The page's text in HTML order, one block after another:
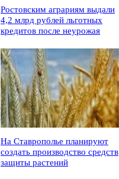
Ростовским аграриям выдали
4,2 млрд рублей льготных
кредитов после неурожая
На Ставрополье планируют
создать производство средств
защиты растений